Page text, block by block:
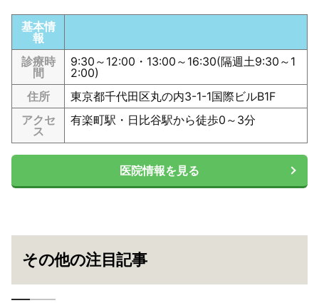
基本情
報
診療時
間
9:30～12:00・13:00～16:30(隔週土9:30～1
2:00)
住所
東京都千代田区丸の内3-1-1国際ビルB1F
アクセ
ス
有楽町駅・日比谷駅から徒歩0～3分
医院情報を見る
その他の注目記事